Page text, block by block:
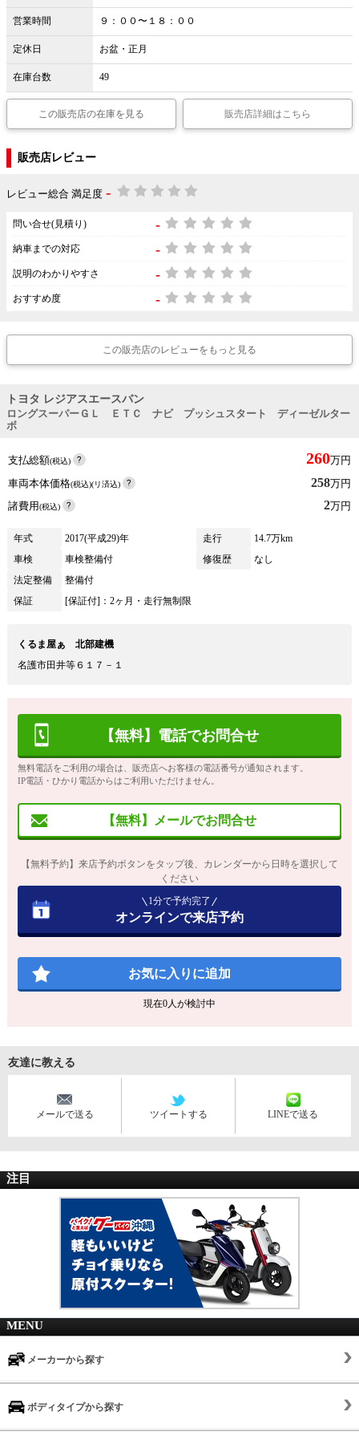
営業時間 ９：００〜１８：００
定休日 お盆・正月
在庫台数 49
この販売店の在庫を見る 販売店詳細はこちら
販売店レビュー
レビュー総合 満足度 -
問い合せ(見積り) -
納車までの対応 -
説明のわかりやすさ -
おすすめ度 -
この販売店のレビューをもっと見る
トヨタ レジアスエースバン
ロングスーパーＧＬ ＥＴＣ ナビ プッシュスタート ディーゼルター
ボ
支払総額(税込) 260万円
車両本体価格(税込)(リ済込) 258万円
諸費用(税込) 2万円
年式 2017(平成29)年 走行
14.7万km
車検
車検整備付 修復歴
なし
法定整備
整備付
保証
[保証付]：2ヶ月・走行無制限
くるま屋ぁ 北部建機
名護市田井等６１７－１
【無料】電話でお問合せ
無料電話をご利用の場合は、販売店へお客様の電話番号が通知されます。
IP電話・ひかり電話からはご利用いただけません。
【無料】メールでお問合せ
【無料予約】来店予約ボタンをタップ後、カレンダーから日時を選択して
ください
1分で予約完了
オンラインで来店予約
お気に入りに追加
現在0人が検討中
友達に教える
メールで送る ツイートする LINEで送る
注目
MENU
メーカーから探す
ボディタイプから探す